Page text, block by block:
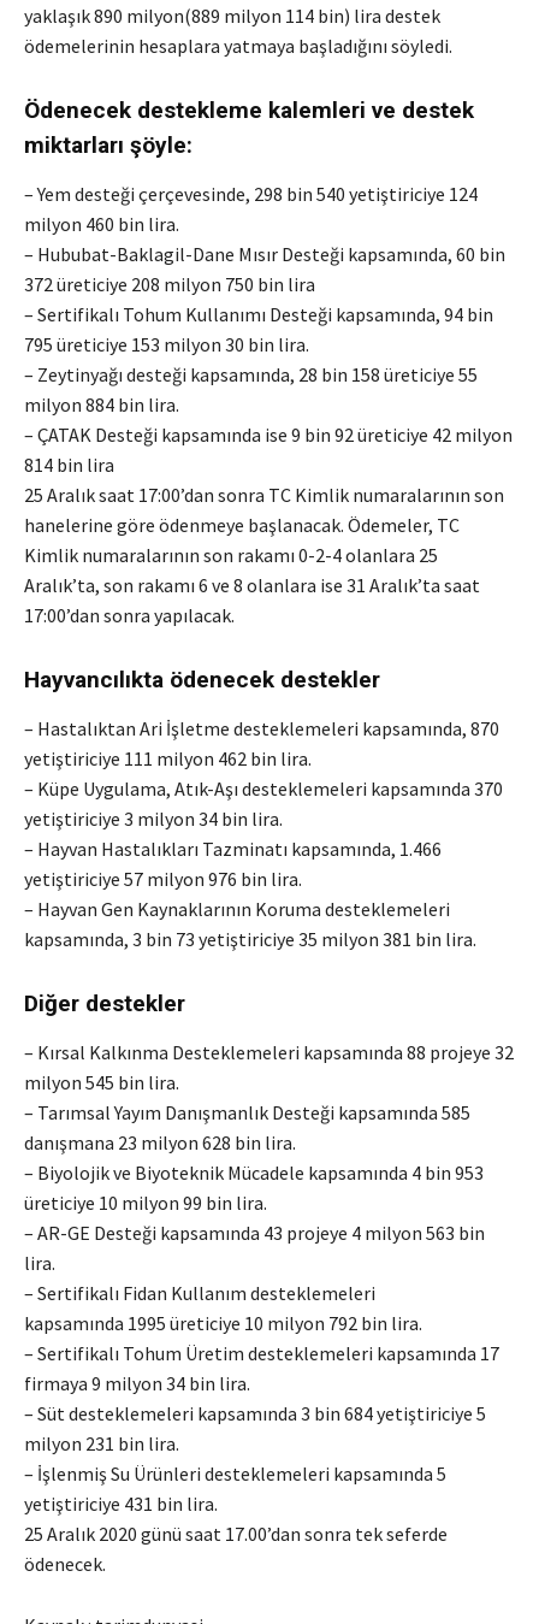
yaklaşık 890 milyon(889 milyon 114 bin) lira destek
ödemelerinin hesaplara yatmaya başladığını söyledi.
Ödenecek destekleme kalemleri ve destek
miktarları şöyle:
– Yem desteği çerçevesinde, 298 bin 540 yetiştiriciye 124
milyon 460 bin lira.
– Hububat-Baklagil-Dane Mısır Desteği kapsamında, 60 bin
372 üreticiye 208 milyon 750 bin lira
– Sertifikalı Tohum Kullanımı Desteği kapsamında, 94 bin
795 üreticiye 153 milyon 30 bin lira.
– Zeytinyağı desteği kapsamında, 28 bin 158 üreticiye 55
milyon 884 bin lira.
– ÇATAK Desteği kapsamında ise 9 bin 92 üreticiye 42 milyon
814 bin lira
25 Aralık saat 17:00’dan sonra TC Kimlik numaralarının son
hanelerine göre ödenmeye başlanacak. Ödemeler, TC
Kimlik numaralarının son rakamı 0-2-4 olanlara 25
Aralık’ta, son rakamı 6 ve 8 olanlara ise 31 Aralık’ta saat
17:00’dan sonra yapılacak.
Hayvancılıkta ödenecek destekler
– Hastalıktan Ari İşletme desteklemeleri kapsamında, 870
yetiştiriciye 111 milyon 462 bin lira.
– Küpe Uygulama, Atık-Aşı desteklemeleri kapsamında 370
yetiştiriciye 3 milyon 34 bin lira.
– Hayvan Hastalıkları Tazminatı kapsamında, 1.466
yetiştiriciye 57 milyon 976 bin lira.
– Hayvan Gen Kaynaklarının Koruma desteklemeleri
kapsamında, 3 bin 73 yetiştiriciye 35 milyon 381 bin lira.
Diğer destekler
– Kırsal Kalkınma Desteklemeleri kapsamında 88 projeye 32
milyon 545 bin lira.
– Tarımsal Yayım Danışmanlık Desteği kapsamında 585
danışmana 23 milyon 628 bin lira.
– Biyolojik ve Biyoteknik Mücadele kapsamında 4 bin 953
üreticiye 10 milyon 99 bin lira.
– AR-GE Desteği kapsamında 43 projeye 4 milyon 563 bin
lira.
– Sertifikalı Fidan Kullanım desteklemeleri
kapsamında 1995 üreticiye 10 milyon 792 bin lira.
– Sertifikalı Tohum Üretim desteklemeleri kapsamında 17
firmaya 9 milyon 34 bin lira.
– Süt desteklemeleri kapsamında 3 bin 684 yetiştiriciye 5
milyon 231 bin lira.
– İşlenmiş Su Ürünleri desteklemeleri kapsamında 5
yetiştiriciye 431 bin lira.
25 Aralık 2020 günü saat 17.00’dan sonra tek seferde
ödenecek.